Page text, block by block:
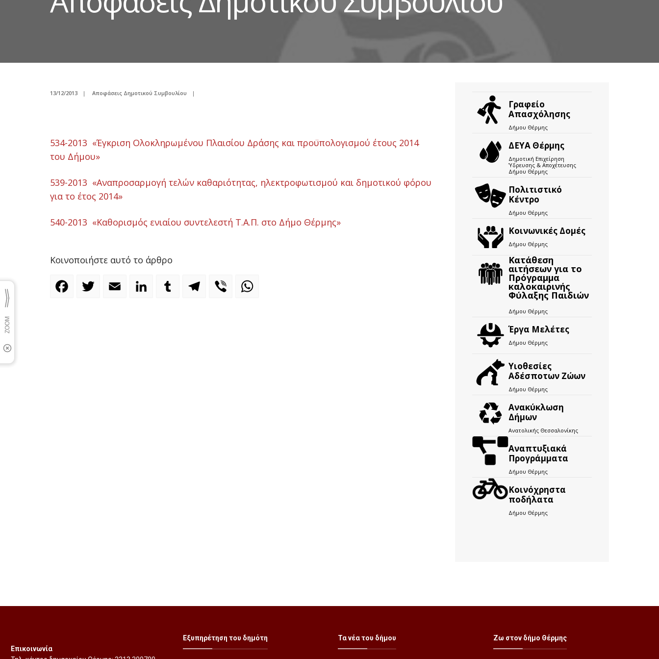
13/12/2013 | Αποφάσεις Δημοτικού Συμβουλίου |
534-2013 «Έγκριση Ολοκληρωμένου Πλαισίου Δράσης και προϋπολογισμού έτους 2014
του Δήμου»
539-2013 «Αναπροσαρμογή τελών καθαριότητας, ηλεκτροφωτισμού και δημοτικού φόρου
για το έτος 2014»
540-2013 «Καθορισμός ενιαίου συντελεστή Τ.Α.Π. στο Δήμο Θέρμης»
Κοινοποιήστε αυτό το άρθρο
FacebookTwitter Email LinkedIn Tumblr TelegramViber
Γραφείο
Απασχόλησης
Δήμου Θέρμης
ΔΕΥΑ Θέρμης
Δημοτική Επιχείρηση
Ύδρευσης & Αποχέτευσης
Δήμου Θέρμης
Πολιτιστικό
Κέντρο
Δήμου Θέρμης
Κοινωνικές Δομές
Δήμου Θέρμης
Κατάθεση
αιτήσεων για το
Πρόγραμμα
καλοκαιρινής
Φύλαξης Παιδιών
Δήμου Θέρμης
Έργα Μελέτες
Δήμου Θέρμης
Υιοθεσίες
Αδέσποτων Ζώων
Δήμου Θέρμης
Ανακύκλωση
Δήμων
Ανατολικής Θεσσαλονίκης
Αναπτυξιακά
Προγράμματα
Δήμου Θέρμης
Kοινόχρηστα
ποδήλατα
Δήμου Θέρμης
Επικοινωνία
Εξυπηρέτηση του δημότη Τα νέα του δήμου Ζω στον δήμο Θέρμης